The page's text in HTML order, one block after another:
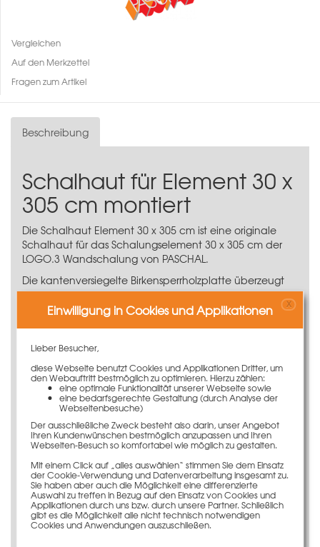
Vergleichen
Auf den Merkzettel
Fragen zum Artikel
Beschreibung
Schalhaut für Element 30 x
305 cm montiert
Die Schalhaut Element 30 x 305 cm ist eine originale
Schalhaut für das Schalungselement 30 x 305 cm der
LOGO.3 Wandschalung von PASCHAL.
Die kantenversiegelte Birkensperrholzplatte überzeugt
als Ersatz-Schalhaut in Herstellerqualität. Dank der
robusten und langlebigen Beschichtung aus Phenolharz
16 mm finnisches Birkensperrholz, 12-schichtig
Lange Lebensdauer und damit große
Einsatzhäufigkeit
Beste Betonergebnisse dank
Phenolharzbeschichtung
Anwendungsinformation
Die Schalhaut für das LOGO.3-Element 30 x 305 cm
entspricht den höchsten Qualitätsansprüchen. Die
rundum verlaufende Kantenversiegelung verhindert ein
ungleichmäßiges Aufquellen der Schalhaut am
Plattenrand. Zudem überzeugt die 16 mm starke und
Einwilligung in Cookies und Applikationen X
Lieber Besucher,
diese Webseite benutzt Cookies und Applikationen Dritter, um
den Webauftritt bestmöglich zu optimieren. Hierzu zählen:
eine optimale Funktionalität unserer Webseite sowie
eine bedarfsgerechte Gestaltung (durch Analyse der
Webseitenbesuche)
Der ausschließliche Zweck besteht also darin, unser Angebot
Ihren Kundenwünschen bestmöglich anzupassen und Ihren
Webseiten-Besuch so komfortabel wie möglich zu gestalten.
Mit einem Click auf „alles auswählen“ stimmen Sie dem Einsatz
der Cookie-Verwendung und Datenverarbeitung insgesamt zu.
Sie haben aber auch die Möglichkeit eine differenzierte
Auswahl zu treffen in Bezug auf den Einsatz von Cookies und
Applikationen durch uns bzw. durch unsere Partner. Schließlich
gibt es die Möglichkeit alle nicht technisch notwendigen
Cookies und Anwendungen auszuschließen.